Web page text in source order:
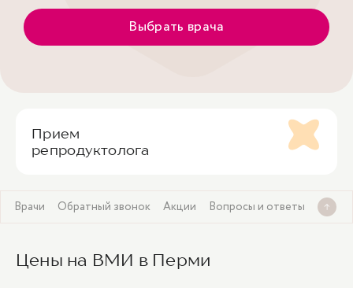
Выбрать врача
Прием
репродуктолога
Врачи Обратный звонок Акции Вопросы и ответы
Цены на ВМИ в Перми